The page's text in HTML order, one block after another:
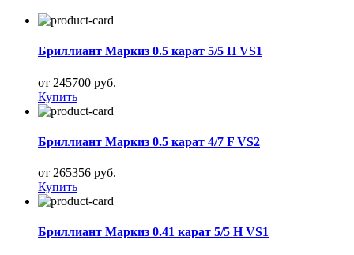
Бриллиант Маркиз 0.5 карат 5/5 H VS1
от 245700 руб.
Купить
Бриллиант Маркиз 0.5 карат 4/7 F VS2
от 265356 руб.
Купить
Бриллиант Маркиз 0.41 карат 5/5 H VS1